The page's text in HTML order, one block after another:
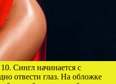
Сингл начинается с
отвести глаз. На обложке